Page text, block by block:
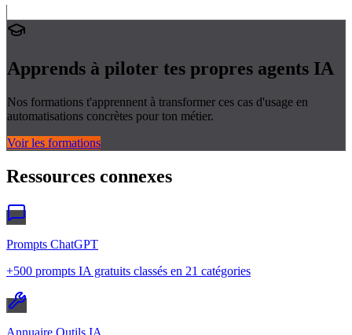
Apprends à piloter tes propres agents IA
Nos formations t'apprennent à transformer ces cas d'usage en
automatisations concrètes pour ton métier.
Voir les formations
Ressources connexes
Prompts ChatGPT
+500 prompts IA gratuits classés en 21 catégories